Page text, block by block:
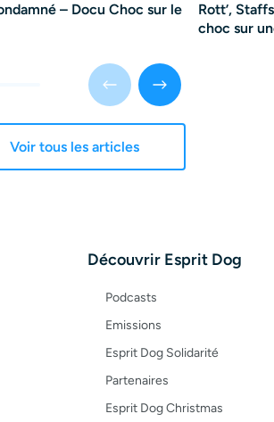
Découvrir Esprit Dog
Podcasts
Emissions
Esprit Dog Solidarité
Partenaires
Esprit Dog Christmas
– Docu Choc sur le
Rott’,
choc sur
Voir tous les articles